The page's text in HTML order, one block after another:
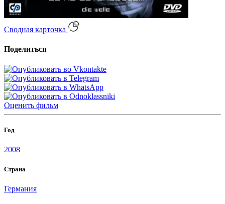
Сводная карточка
Поделиться
Оценить фильм
Год
2008
Страна
Германия